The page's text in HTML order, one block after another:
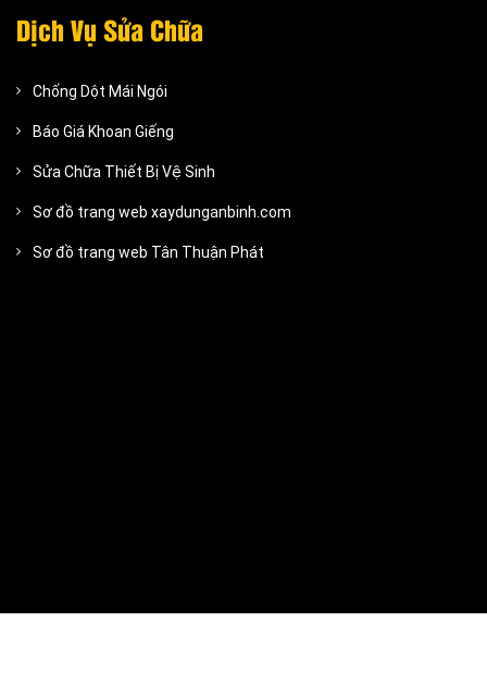
Dịch Vụ Sửa Chữa
Chống Dột Mái Ngói
Báo Giá Khoan Giếng
Sửa Chữa Thiết Bị Vệ Sinh
Sơ đồ trang web xaydunganbinh.com
Sơ đồ trang web Tân Thuận Phát